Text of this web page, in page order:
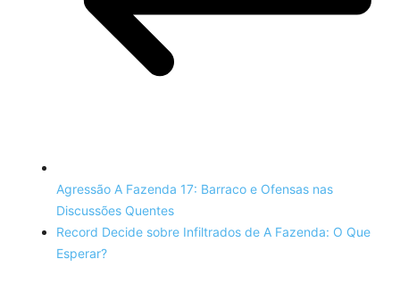
Agressão A Fazenda 17: Barraco e Ofensas nas
Discussões Quentes
Record Decide sobre Infiltrados de A Fazenda: O Que
Esperar?